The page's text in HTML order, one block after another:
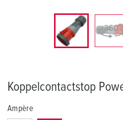
Koppelcontactstop
Ampère